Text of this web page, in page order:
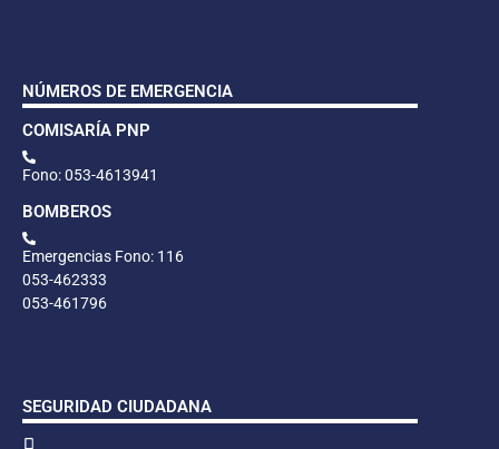
NÚMEROS DE EMERGENCIA
COMISARÍA PNP
Fono: 053-4613941
BOMBEROS
Emergencias Fono: 116
053-462333
053-461796
SEGURIDAD CIUDADANA